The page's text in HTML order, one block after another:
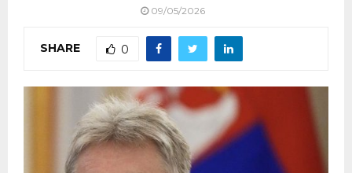
09/05/2026
SHARE 0